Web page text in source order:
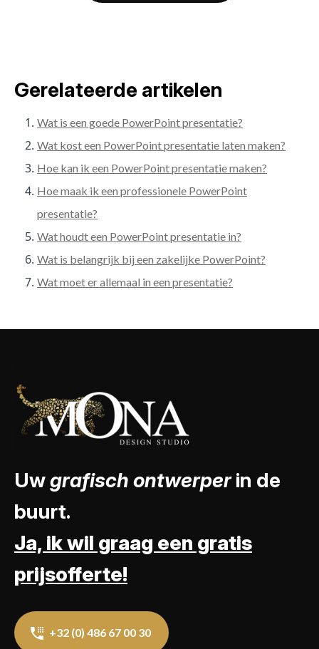
Gerelateerde artikelen
Wat is een goede PowerPoint presentatie?
Wat kost een PowerPoint presentatie laten maken?
Hoe kan ik een PowerPoint presentatie maken?
Hoe maak ik een professionele PowerPoint
presentatie?
Wat houdt een PowerPoint presentatie in?
Wat is belangrijk bij een zakelijke PowerPoint?
Wat moet er allemaal in een presentatie?
Uwgrafisch ontwerperin de
buurt.
Ja, ik wil graag een gratis
prijsofferte!
+32 (0) 486 67 00 30